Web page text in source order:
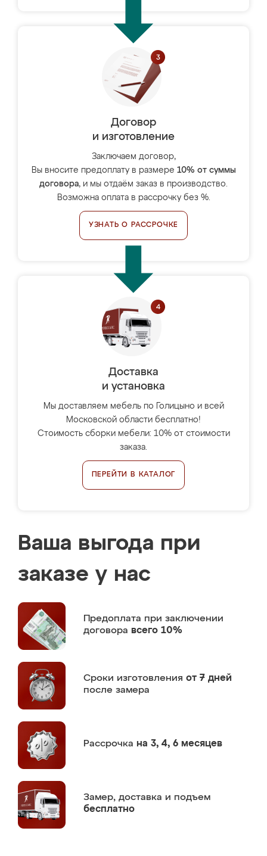
Договор
и изготовление
Заключаем договор,
Вы вносите предоплату в размере 10% от суммы
договора, и мы отдаём заказ в производство.
Возможна оплата в рассрочку без %.
УЗНАТЬ О РАССРОЧКЕ
Доставка
и установка
Мы доставляем мебель по Голицыно и всей
Московской области бесплатно!
Стоимость сборки мебели: 10% от стоимости
заказа.
ПЕРЕЙТИ В КАТАЛОГ
Ваша выгода при
заказе у нас
Предоплата при заключении
договора всего 10%
Сроки изготовления от 7 дней
после замера
Рассрочка на 3, 4, 6 месяцев
Замер, доставка и подъем
бесплатно